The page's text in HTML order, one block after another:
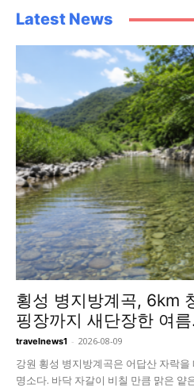
Latest News
횡성 병지방계곡, 6km
핑장까지 새단장한 여
travelnews1 - 2026-08-09
강원 횡성 병지방계곡은 어답산 자락
명소다. 바닥 자갈이 비칠 만큼 맑은 얕